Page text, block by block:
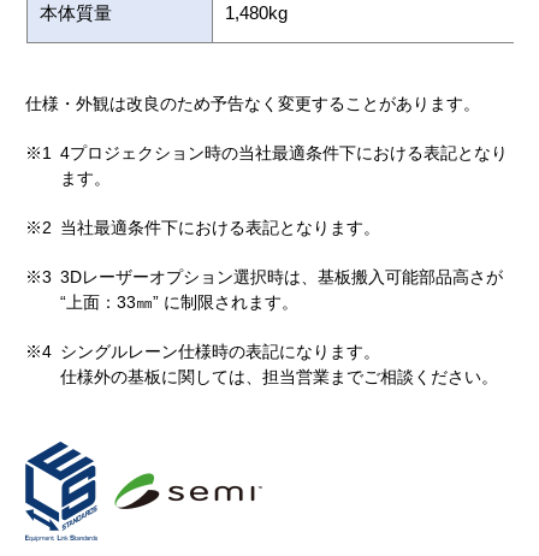
本体質量 1,480kg
仕様・外観は改良のため予告なく変更することがあります。
※1
4プロジェクション時の当社最適条件下における表記となり
ます。
※2 当社最適条件下における表記となります。
※3 3Dレーザーオプション選択時は、基板搬入可能部品高さが
“上面：33㎜” に制限されます。
※4 シングルレーン仕様時の表記になります。
仕様外の基板に関しては、担当営業までご相談ください。